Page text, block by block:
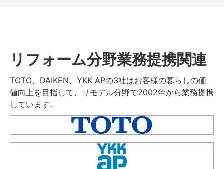
リフォーム分野業務提携関連
TOTO、DAIKEN、YKK APの3社はお客様の暮らしの価
値向上を目指して、リモデル分野で2002年から業務提携
しています。